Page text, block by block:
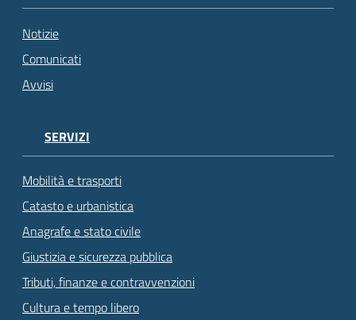
Notizie
Comunicati
Avvisi
SERVIZI
Mobilità e trasporti
Catasto e urbanistica
Anagrafe e stato civile
Giustizia e sicurezza pubblica
Tributi, finanze e contravvenzioni
Cultura e tempo libero